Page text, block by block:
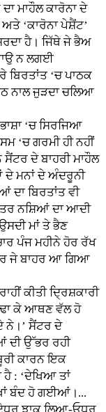
ਮਾਹੌਲ ਕਾਰੋਨਾ ਦੇ
‘ਕਾਰੋਨਾ ਪੇਸ਼ੈਂਟ’
ਹੈ। ਜਿੱਥੇ ਜੇ ਭੈਅ
ਨ ਲਗਈ
ਬਿਰਤਾਂਤ ‘ਚ ਪਾਠਕ
ਨਾਲ ਜੁੜਦਾ ਚਲਿਆ
‘ਚ ਸਿਰਜਿਆ
‘ਚ ਗਰਮੀ ਹੀ ਨਹੀਂ
ਦੇ ਬਾਹਰੀ ਮਾਹੌਲ
ਦੇ ਮਨਾਂ ਦੇ ਅੰਦਰੂਨੀ
ਦਾ ਬਿਰਤਾਂਤ ਵੀ
ਨਸ਼ਿਆਂ ਦਾ ਆਦੀ
ਮਾਂ ਤੇ ਭੈਣ
ਪੰਜ ਮਹੀਨੇ ਹੋਰ ਰੱਖ
ਪਰ ਜੇ ਬਾਹਰ ਆ ਗਿਆ
ਕੀਤੀ ਦ੍ਰਿਸ਼ਕਾਰੀ
ਕੇ ਆਥਣ ਵੱਲ ਹੋ
ਨੇ।’ ਸੈਂਟਰ ਦੇ
ਦੀ ਉੱਭਰ ਰਹੀ
ਕਾਰਨ ਇਕ
ਹੈ : ‘ਦੇਖਿਆ ਤਾਂ
ਬੰਦ ਹੋ ਗਈਆਂ।...